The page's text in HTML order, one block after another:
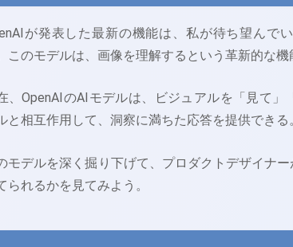
が発表した最新の機能は、私が待ち望んで
このモデルは、画像を理解するという革新的な機
、OpenAIのAIモデルは、ビジュアルを「見て
と相互作用して、洞察に満ちた応答を提供できる
モデルを深く掘り下げて、プロダクトデザイナ
られるかを見てみよう。